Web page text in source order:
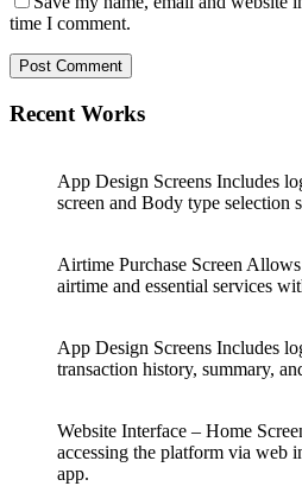
time I comment.
Post Comment
Recent Works
App Design Screens Includes
screen and Body type selection
Airtime Purchase Screen
airtime and essential services
App Design Screens Includes
transaction history, summary,
Website Interface – Home
accessing the platform via web
app.